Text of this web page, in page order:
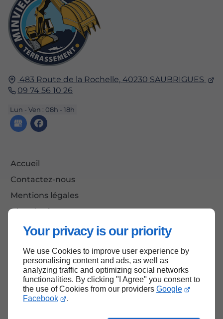
Your privacy is our priority
We use Cookies to improve user experience by
personalising content and ads, as well as
analyzing traffic and optimizing social networks
functionalities. By clicking "I Agree" you consent to
the use of Cookies from our providers Google
Facebook
.
483 Route de la Rochelle, 40230 SAUBRIGUES
09 74 56 10 26
Lun - Ven : 08h - 18h
Accueil
Contactez-nous
Mentions légales
Plan du site
Haut de page